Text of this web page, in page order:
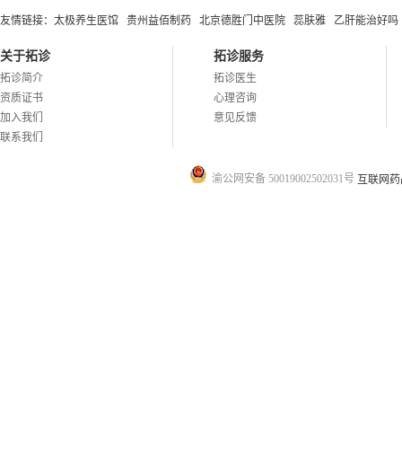
友情链接： 太极养生医馆 贵州益佰制药 北京德胜门中医院 蕊肤雅 乙肝能治好吗
关于拓诊
拓诊简介
资质证书
加入我们
联系我们
拓诊服务
拓诊医生
心理咨询
意见反馈
渝公网安备 50019002502031号 互联网